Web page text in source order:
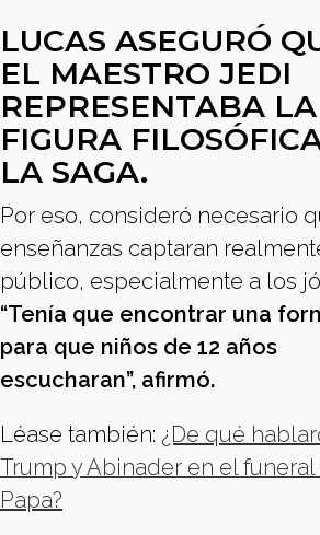
LUCAS ASEGURÓ
EL MAESTRO JEDI
REPRESENTABA LA
FIGURA
LA SAGA.
Por eso, consideró necesario
enseñanzas captaran
público, especialmente a los
“Tenía que encontrar una
para que niños de 12 años
escucharan”, afirmó.
Léase también: ¿De qué
Trump y Abinader en el
Papa?